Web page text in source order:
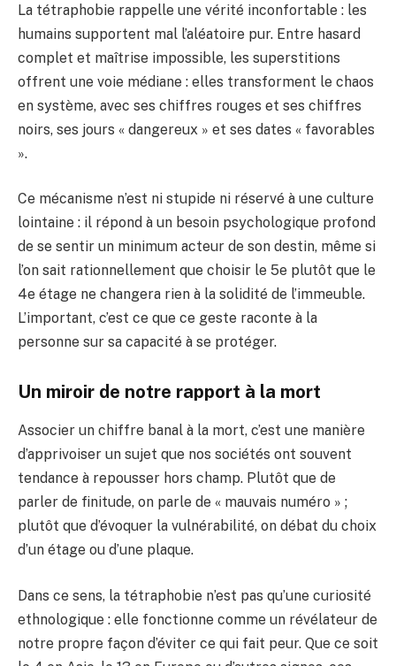
La tétraphobie rappelle une vérité inconfortable : les
humains supportent mal l’aléatoire pur. Entre hasard
complet et maîtrise impossible, les superstitions
offrent une voie médiane : elles transforment le chaos
en système, avec ses chiffres rouges et ses chiffres
noirs, ses jours « dangereux » et ses dates « favorables
».
Ce mécanisme n’est ni stupide ni réservé à une culture
lointaine : il répond à un besoin psychologique profond
de se sentir un minimum acteur de son destin, même si
l’on sait rationnellement que choisir le 5e plutôt que le
4e étage ne changera rien à la solidité de l’immeuble.
L’important, c’est ce que ce geste raconte à la
personne sur sa capacité à se protéger.
Un miroir de notre rapport à la mort
Associer un chiffre banal à la mort, c’est une manière
d’apprivoiser un sujet que nos sociétés ont souvent
tendance à repousser hors champ. Plutôt que de
parler de finitude, on parle de « mauvais numéro » ;
plutôt que d’évoquer la vulnérabilité, on débat du choix
d’un étage ou d’une plaque.
Dans ce sens, la tétraphobie n’est pas qu’une curiosité
ethnologique : elle fonctionne comme un révélateur de
notre propre façon d’éviter ce qui fait peur. Que ce soit